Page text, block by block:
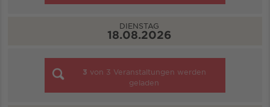
DIENSTAG
18.08.2026
3 von 3 Veranstaltungen werden
geladen